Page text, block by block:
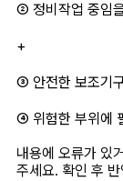
② 정비작업 중임
+
③ 안전한 보조기
④ 위험한 부위에
내용에 오류가 있
주세요. 확인 후